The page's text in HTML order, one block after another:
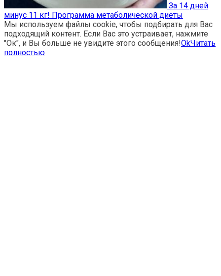
За 14 дней
минус 11 кг! Программа метаболической диеты
Мы используем файлы cookie, чтобы подбирать для Вас
подходящий контент. Если Вас это устраивает, нажмите
"Ок", и Вы больше не увидите этого сообщения!OkЧитать
полностью